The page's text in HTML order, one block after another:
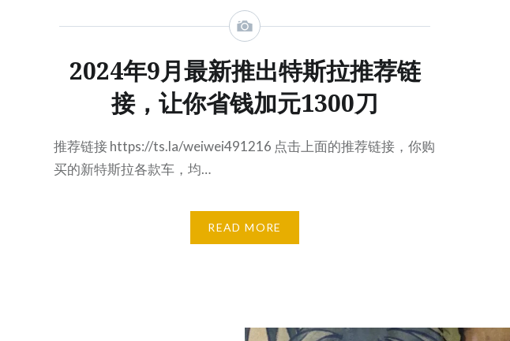
2024年9月最新推出特斯拉推荐链
接，让你省钱加元1300刀
推荐链接 https://ts.la/weiwei491216 点击上面的推荐链接，你购
买的新特斯拉各款车，均…
READ MORE